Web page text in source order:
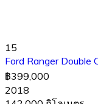
15
Ford Ranger
฿399,000
2018